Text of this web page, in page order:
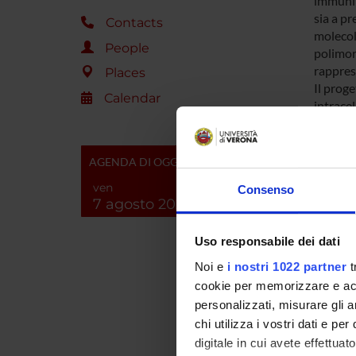
Consenso
Uso responsabile dei dati
Noi e i nostri 1022 partner
cookie per memorizzare e
personalizzati, misurare gli
chi utilizza i vostri dati e per
digitale in cui avete
Contacts
People
Places
Calendar
AGENDA DI OGGI
ven
7 agosto 2026
sia a
Il
o di
risultati
ed